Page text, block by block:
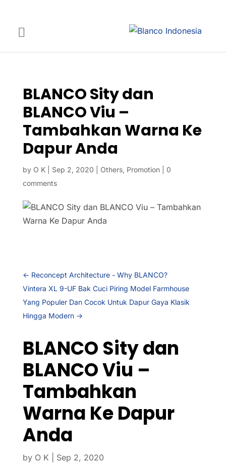
BLANCO Sity dan
BLANCO Viu –
Tambahkan Warna Ke
Dapur Anda
by O K| Sep 2, 2020 Others, Promotion| 0
comments
← Reconcept Architecture - Why BLANCO?
Vintera XL 9-UF Bak Cuci Piring Model Farmhouse
Yang Populer Dan Cocok Untuk Dapur Gaya Klasik
Hingga Modern→
BLANCO Sity dan
BLANCO Viu –
Tambahkan
Warna Ke Dapur
Anda
by O K Sep 2, 2020